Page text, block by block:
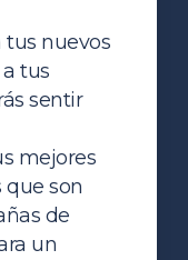
nuevos
tus
sentir
mejores
son
de
un